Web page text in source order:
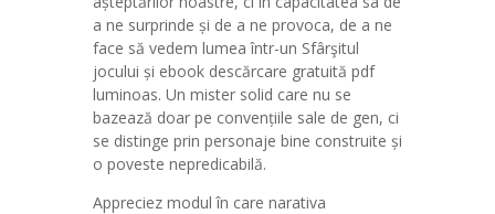
a ne surprinde și de a ne provoca, de a ne
face să vedem lumea într-un Sfârşitul
jocului și ebook descărcare gratuită pdf
luminoas. Un mister solid care nu se
bazează doar pe convențiile sale de gen, ci
se distinge prin personaje bine construite și
o poveste nepredicabilă.
Appreciez modul în care narativa